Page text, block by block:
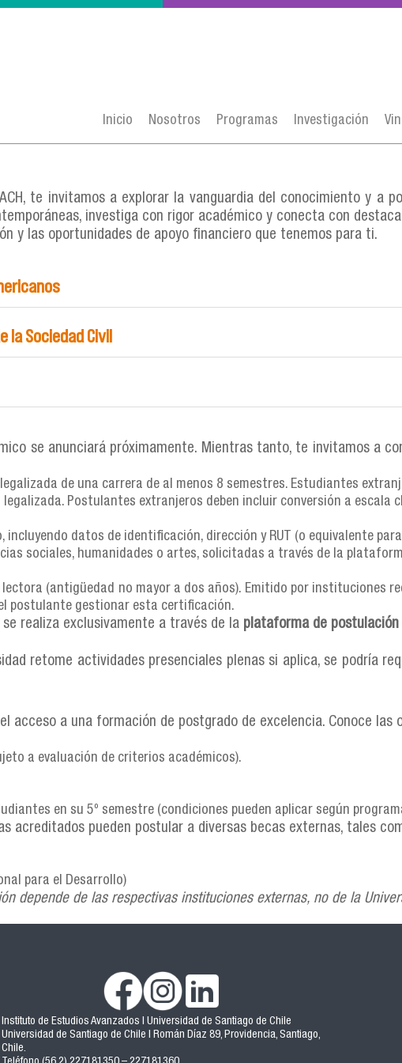
Inicio Nosotros Programas Investigación
te invitamos a explorar la vanguardia del conocimiento y a
investiga con rigor académico y conecta con
y las oportunidades de apoyo financiero que tenemos para ti.
interdisciplinario, centrado en las particularidades
con otros contextos, promoviendo la investigación de alto
más reciente ha finalizado. Te invitamos a estar atento/
la Sociedad Civil
profunda de los procesos de participación,
crítica y actualizada de las ciencias sociales.
admisión más reciente (que cerró el 24 de febrero de 2025)
18:30 – 21:30 h)
académico trasciende las miradas jurídico-diplomáticas
sino también desde las relaciones que vinculan a
admisión más reciente (que cerró el 24 de febrero de 2025)
convocatorias.
se anunciará próximamente. Mientras tanto, te invitamos a
de una carrera de al menos 8 semestres. Estudiantes
Postulantes extranjeros deben incluir conversión a escala
incluyendo datos de identificación, dirección y RUT (o equivalente
sociales, humanidades o artes, solicitadas a través de la
(antigüedad no mayor a dos años). Emitido por instituciones
postulante gestionar esta certificación.
realiza exclusivamente a través de la plataforma de postulación
retome actividades presenciales plenas si aplica, se podría
acceso a una formación de postgrado de excelencia. Conoce las
a evaluación de criterios académicos).
en su 5º semestre (condiciones pueden aplicar según
acreditados pueden postular a diversas becas externas, tales
para el Desarrollo)
depende de las respectivas instituciones externas, no de la
Instituto de Estudios Avanzados | Universidad de Santiago de Chile
Universidad de Santiago de Chile | Román Díaz 89, Providencia, Santiago,
Chile.